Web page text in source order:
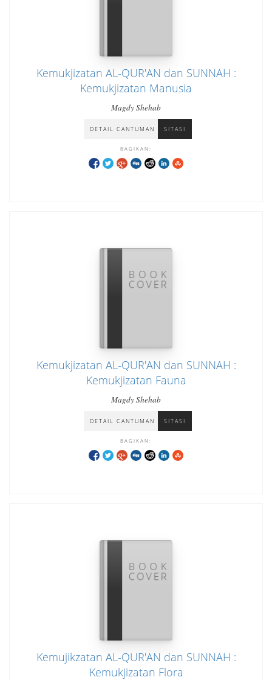
Kemukjizatan AL-QUR'AN dan SUNNAH :
Kemukjizatan Manusia
Magdy Shehab
DETAIL CANTUMAN SITASI
BAGIKAN:
Kemukjizatan AL-QUR'AN dan SUNNAH :
Kemukjizatan Fauna
Magdy Shehab
DETAIL CANTUMAN SITASI
BAGIKAN:
Kemujikzatan AL-QUR'AN dan SUNNAH :
Kemukjizatan Flora